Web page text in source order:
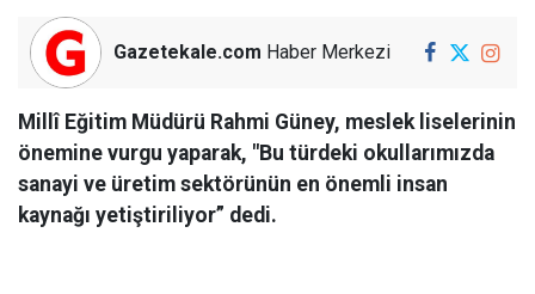
Gazetekale.com Haber Merkezi
Millî Eğitim Müdürü Rahmi Güney, meslek liselerinin
önemine vurgu yaparak, "Bu türdeki okullarımızda
sanayi ve üretim sektörünün en önemli insan
kaynağı yetiştiriliyor” dedi.